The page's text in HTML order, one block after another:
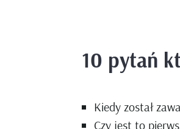
10 pytań
Kiedy został
Czy jest to